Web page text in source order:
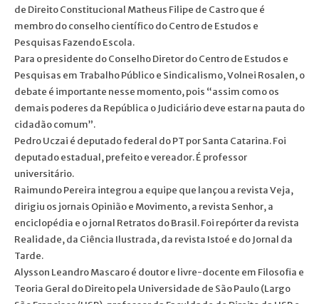
de Direito Constitucional Matheus Filipe de Castro que é
membro do conselho científico do Centro de Estudos e
Pesquisas Fazendo Escola.
Para o presidente do Conselho Diretor do Centro de Estudos e
Pesquisas em Trabalho Público e Sindicalismo, Volnei Rosalen, o
debate é importante nesse momento, pois “assim como os
demais poderes da República o Judiciário deve estar na pauta do
cidadão comum”.
Pedro Uczai é deputado federal do PT por Santa Catarina. Foi
deputado estadual, prefeito e vereador. É professor
universitário.
Raimundo Pereira integrou a equipe que lançou a revista Veja,
dirigiu os jornais Opinião e Movimento, a revista Senhor, a
enciclopédia e o jornal Retratos do Brasil. Foi repórter da revista
Realidade, da Ciência Ilustrada, da revista Istoé e do Jornal da
Tarde.
Alysson Leandro Mascaro é doutor e livre-docente em Filosofia e
Teoria Geral do Direito pela Universidade de São Paulo (Largo